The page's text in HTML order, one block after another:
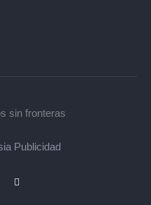
sin fronteras
Publicidad